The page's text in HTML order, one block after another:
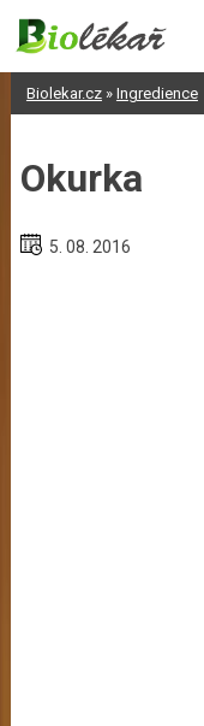
Skip
content
Biolekar.cz» Ingredience
Okurka
5. 08. 2016